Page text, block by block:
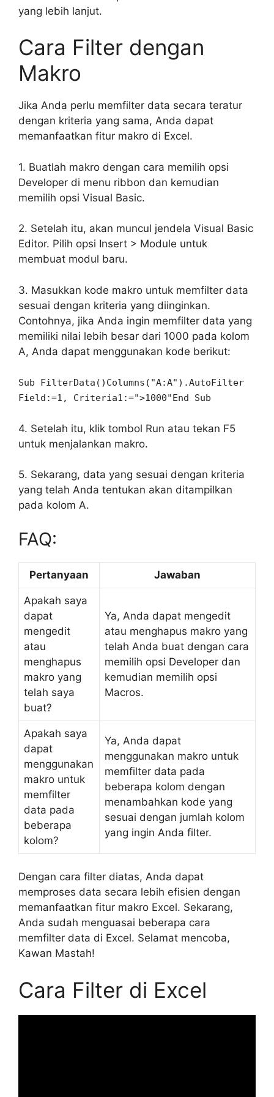
yang lebih lanjut.
Cara Filter dengan
Makro
Jika Anda perlu memfilter data secara teratur
dengan kriteria yang sama, Anda dapat
memanfaatkan fitur makro di Excel.
1. Buatlah makro dengan cara memilih opsi
Developer di menu ribbon dan kemudian
memilih opsi Visual Basic.
2. Setelah itu, akan muncul jendela Visual Basic
Editor. Pilih opsi Insert > Module untuk
membuat modul baru.
3. Masukkan kode makro untuk memfilter data
sesuai dengan kriteria yang diinginkan.
Contohnya, jika Anda ingin memfilter data yang
memiliki nilai lebih besar dari 1000 pada kolom
A, Anda dapat menggunakan kode berikut:
Sub FilterData()Columns("A:A").AutoFilter
Field:=1, Criteria1:=">1000"End Sub
4. Setelah itu, klik tombol Run atau tekan F5
untuk menjalankan makro.
5. Sekarang, data yang sesuai dengan kriteria
yang telah Anda tentukan akan ditampilkan
pada kolom A.
FAQ:
Pertanyaan Jawaban
Apakah saya
dapat
mengedit
atau
menghapus
makro yang
telah saya
buat?
Ya, Anda dapat mengedit
atau menghapus makro yang
telah Anda buat dengan cara
memilih opsi Developer dan
kemudian memilih opsi
Macros.
Apakah saya
dapat
menggunakan
makro untuk
memfilter
data pada
beberapa
kolom?
Ya, Anda dapat
menggunakan makro untuk
memfilter data pada
beberapa kolom dengan
menambahkan kode yang
sesuai dengan jumlah kolom
yang ingin Anda filter.
Dengan cara filter diatas, Anda dapat
memproses data secara lebih efisien dengan
memanfaatkan fitur makro Excel. Sekarang,
Anda sudah menguasai beberapa cara
memfilter data di Excel. Selamat mencoba,
Kawan Mastah!
Cara Filter di Excel